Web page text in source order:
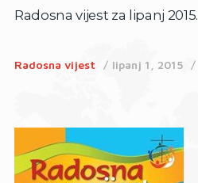
Radosna vijest za lipanj 2015.
Radosna vijest lipanj 1, 2015